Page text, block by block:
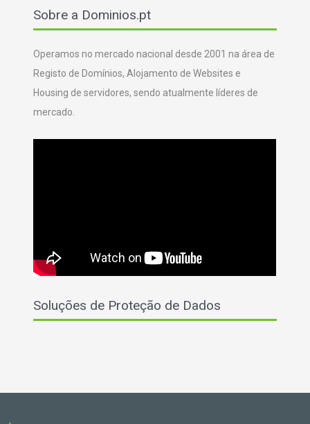
Sobre a Dominios.pt
Operamos no mercado nacional desde 2001 na área de
Registo de Domínios, Alojamento de Websites e
Housing de servidores, sendo atualmente líderes de
mercado.
Soluções de Proteção de Dados